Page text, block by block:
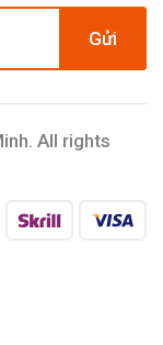
Gửi
All rights